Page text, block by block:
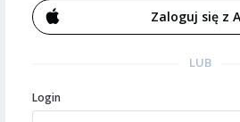
Zaloguj się z
LUB
Login